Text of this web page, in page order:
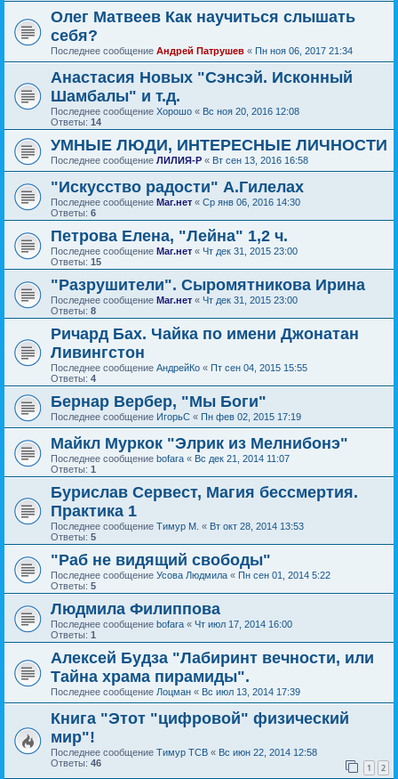
Олег Матвеев Как научиться слышать
себя?
Последнее сообщение Андрей Патрушев « Пн ноя 06, 2017 21:34
Анастасия Новых "Сэнсэй. Исконный
Шамбалы" и т.д.
Последнее сообщение Хорошо « Вс ноя 20, 2016 12:08
Ответы: 14
УМНЫЕ ЛЮДИ, ИНТЕРЕСНЫЕ ЛИЧНОСТИ
Последнее сообщение ЛИЛИЯ-Р « Вт сен 13, 2016 16:58
"Искусство радости" А.Гилелах
Последнее сообщение Маг.нет « Ср янв 06, 2016 14:30
Ответы: 6
Петрова Елена, "Лейна" 1,2 ч.
Последнее сообщение Маг.нет « Чт дек 31, 2015 23:00
Ответы: 15
"Разрушители". Сыромятникова Ирина
Последнее сообщение Маг.нет « Чт дек 31, 2015 23:00
Ответы: 8
Ричард Бах. Чайка по имени Джонатан
Ливингстон
Последнее сообщение АндрейКо « Пт сен 04, 2015 15:55
Ответы: 4
Бернар Вербер, "Мы Боги"
Последнее сообщение ИгорьС « Пн фев 02, 2015 17:19
Майкл Муркок "Элрик из Мелнибонэ"
Последнее сообщение bofara « Вс дек 21, 2014 11:07
Ответы: 1
Бурислав Сервест, Магия бессмертия.
Практика 1
Последнее сообщение Тимур М. « Вт окт 28, 2014 13:53
Ответы: 5
"Раб не видящий свободы"
Последнее сообщение Усова Людмила « Пн сен 01, 2014 5:22
Ответы: 5
Людмила Филиппова
Последнее сообщение bofara « Чт июл 17, 2014 16:00
Ответы: 1
Алексей Будза "Лабиринт вечности, или
Тайна храма пирамиды".
Последнее сообщение Лоцман « Вс июл 13, 2014 17:39
Книга "Этот "цифровой" физический
мир"!
Последнее сообщение Тимур ТСВ « Вс июн 22, 2014 12:58
Ответы: 46 1 2